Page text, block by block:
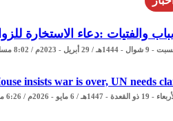
والفتيات :دعاء الاستخارة
- 1444هـ / 29 أبريل - 2023م / 8:02 مساءً
insists war is over, UN needs
19 ذو القعدة - 1447هـ / 6 مايو - 2026م / 6:26 مساءً